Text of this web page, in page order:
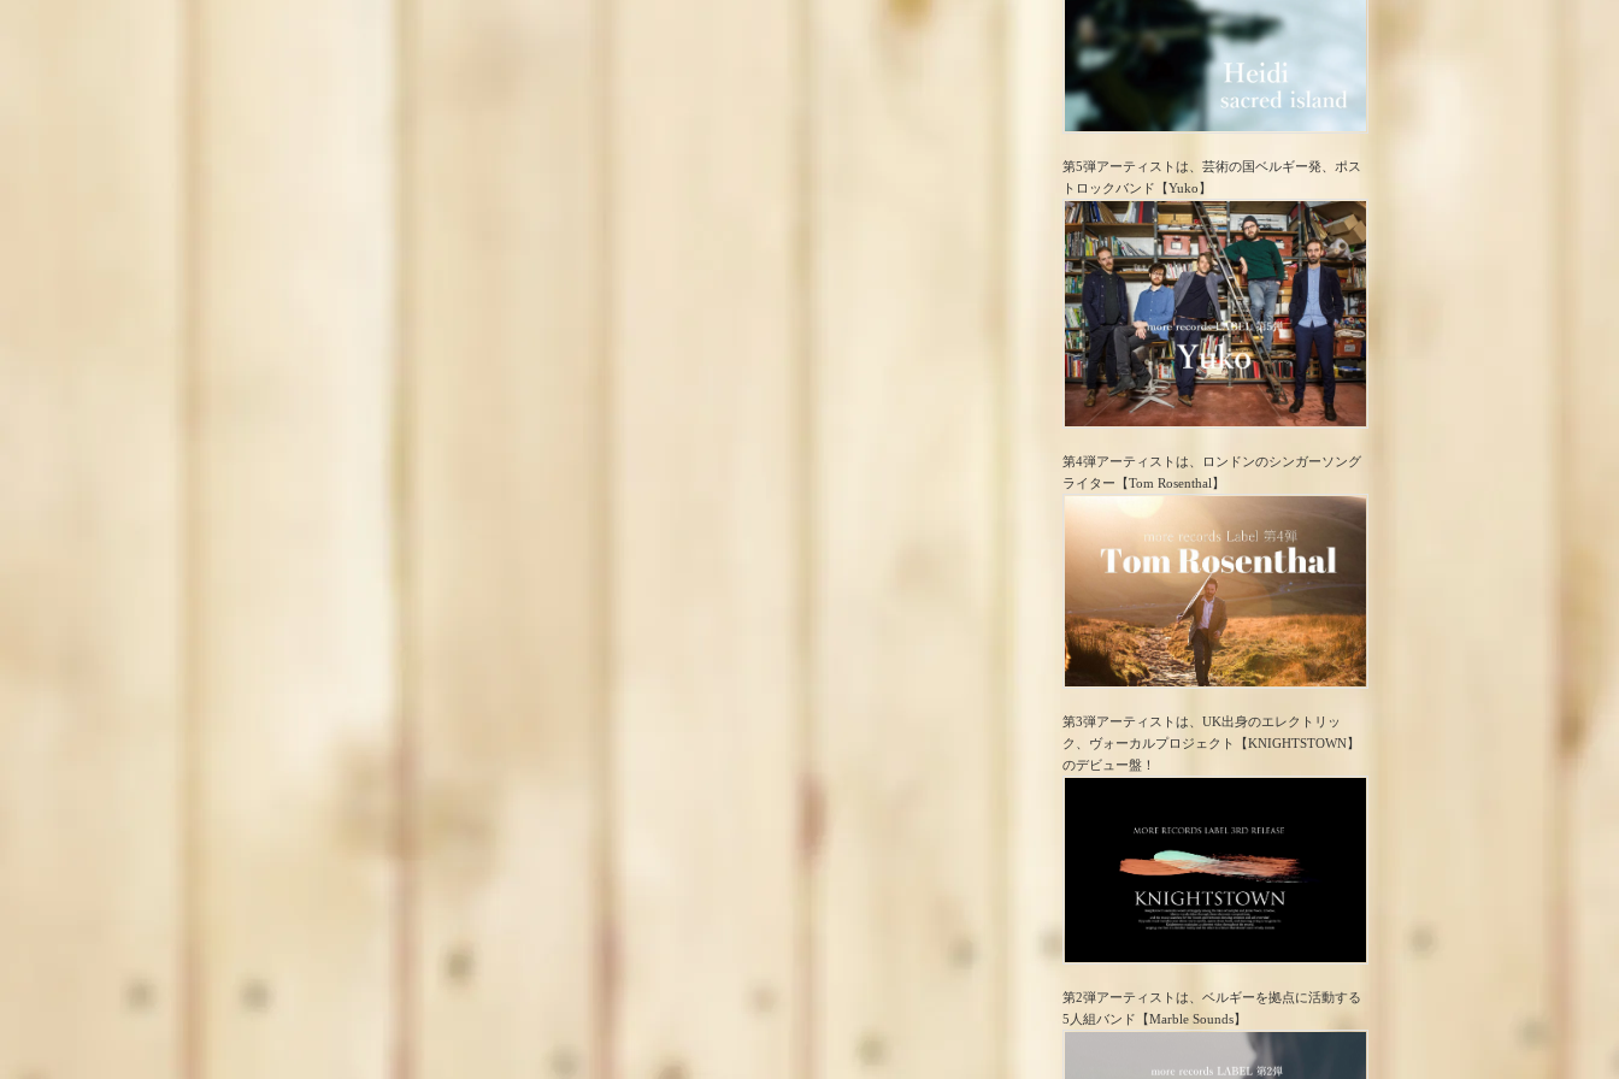
第5弾アーティストは、芸術の国ベルギー発、ポス
トロック​バンド【Yuko】
第4弾アーティストは、ロンドンのシンガーソング
ライター【Tom Rosenthal】
第3弾アーティストは、UK出身のエレクトリッ
ク、ヴォーカルプロジェクト【KNIGHTSTOWN】
のデビュー盤！
第2弾アーティストは、ベルギーを拠点に活動する
5人組バンド【Marble Sounds】